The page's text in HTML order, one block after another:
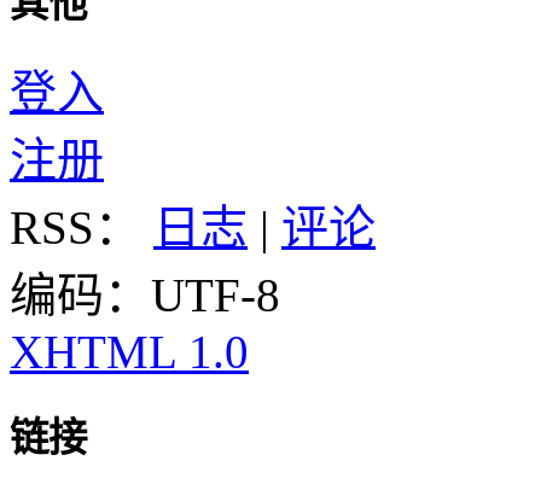
登入
注册
RSS：
日志 | 评论
编码：UTF-8
XHTML 1.0
链接